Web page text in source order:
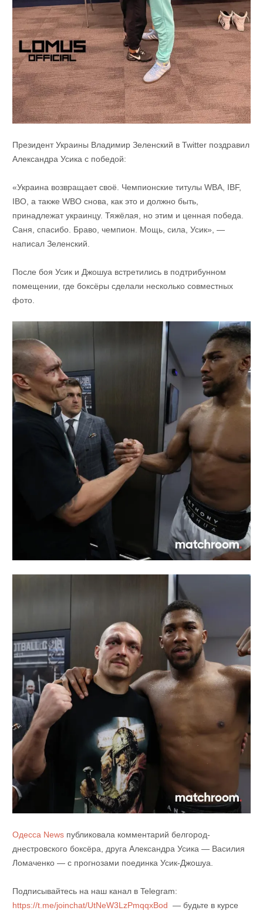
Президент Украины Владимир Зеленский в Twitter поздравил
Александра Усика с победой:
«Украина возвращает своё. Чемпионские титулы WBA, IBF,
IBO, а также WBO снова, как это и должно быть,
принадлежат украинцу. Тяжёлая, но этим и ценная победа.
Саня, спасибо. Браво, чемпион. Мощь, сила, Усик», —
написал Зеленский.
После боя Усик и Джошуа встретились в подтрибунном
помещении, где боксёры сделали несколько совместных
фото.
Одесса Newsпубликовала комментарий белгород-
днестровского боксёра, друга Александра Усика — Василия
Ломаченко — с прогнозами поединка Усик-Джошуа.
Подписывайтесь на наш канал в Telegram:
https://t.me/joinchat/UtNeW3LzPmqqxBod — будьте в курсе